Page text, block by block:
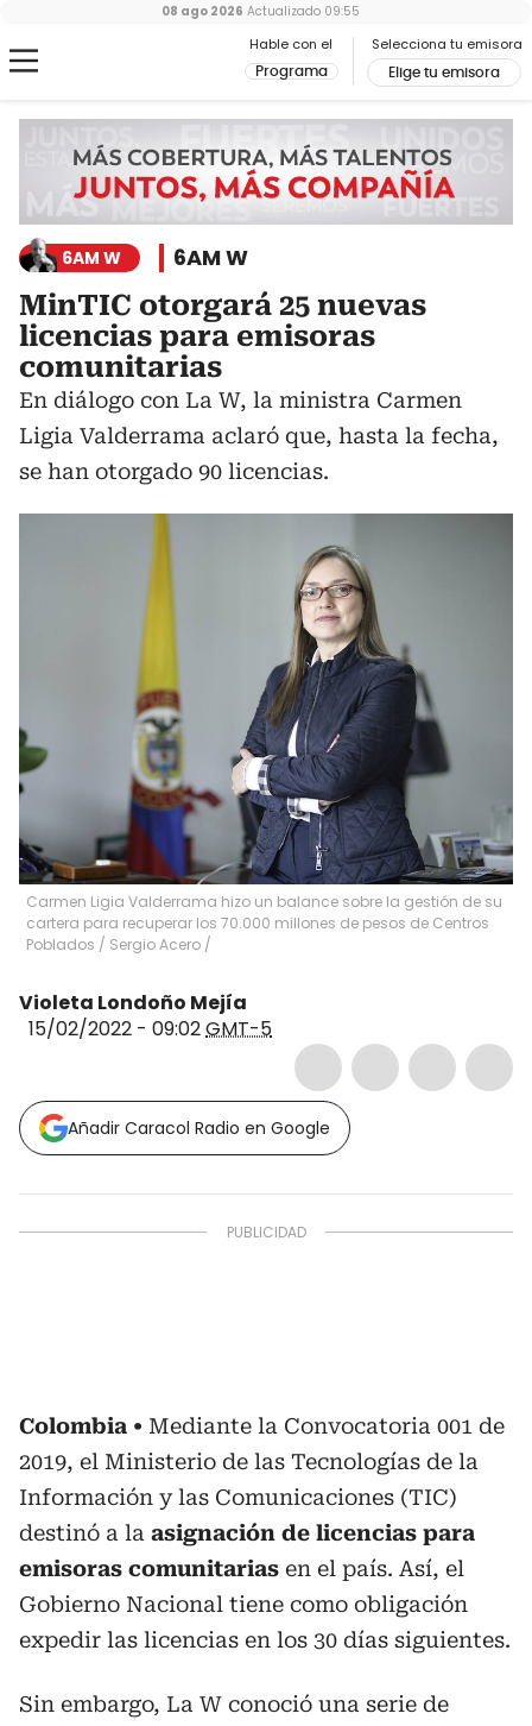
Hable con el
Programa
Selecciona tu emisora
Elige tu emisora
08 ago 2026 Actualizado 09:55
6AM W 6AM W
MinTIC otorgará 25 nuevas
licencias para emisoras
comunitarias
En diálogo con La W, la ministra Carmen
Ligia Valderrama aclaró que, hasta la fecha,
se han otorgado 90 licencias.
Carmen Ligia Valderrama hizo un balance sobre la gestión de su
cartera para recuperar los 70.000 millones de pesos de Centros
Poblados / Sergio Acero /
Violeta Londoño Mejía
15/02/2022 - 09:02GMT-5
Añadir Caracol Radio en Google
Colombia
Mediante la Convocatoria 001 de
2019, el Ministerio de las Tecnologías de la
Información y las Comunicaciones (TIC)
destinó a la asignación de licencias para
emisoras comunitarias en el país. Así, el
Gobierno Nacional tiene como obligación
expedir las licencias en los 30 días siguientes.
Sin embargo, La W conoció una serie de